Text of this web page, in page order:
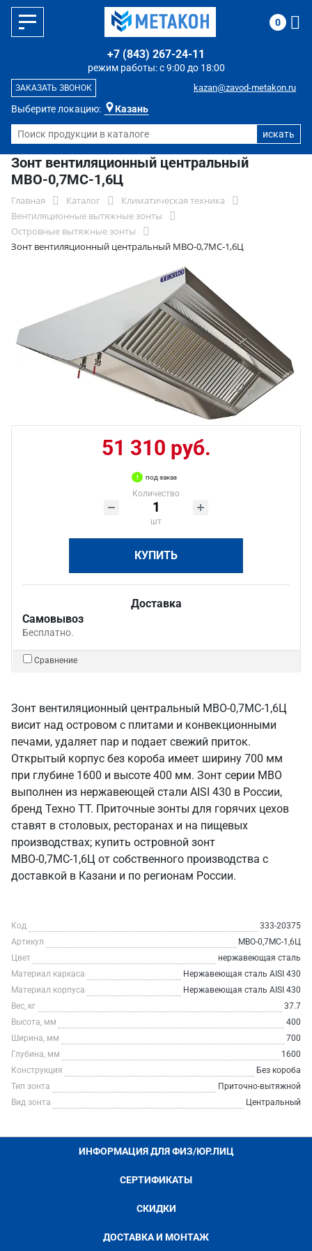
Выберите локацию: Казань
режим работы: с 9:00 до 18:00
+7 (843) 267-24-11
kazan@zavod-metakon.ru
ЗАКАЗАТЬ ЗВОНОК
0
Зонт вентиляционный центральный
МВО-0,7МС-1,6Ц
Главная Каталог
Климатическая техника
Вентиляционные вытяжные зонты
Островные вытяжные зонты
Зонт вентиляционный центральный МВО-0,7МС-1,6Ц
51 310 руб.
под заказ
Количество
шт
КУПИТЬ
Доставка
Самовывоз
Бесплатно.
Сравнение
Зонт вентиляционный центральный МВО-0,7МС-1,6Ц
висит над островом с плитами и конвекционными
печами, удаляет пар и подает свежий приток.
Открытый корпус без короба имеет ширину 700 мм
при глубине 1600 и высоте 400 мм. Зонт серии МВО
выполнен из нержавеющей стали AISI 430 в России,
бренд Техно ТТ. Приточные зонты для горячих цехов
ставят в столовых, ресторанах и на пищевых
производствах; купить островной зонт
МВО-0,7МС-1,6Ц от собственного производства с
доставкой в Казани и по регионам России.
Код
333-20375
Артикул
МВО-0,7МС-1,6Ц
Цвет
нержавеющая сталь
Материал каркаса
Нержавеющая сталь AISI 430
Материал корпуса
Нержавеющая сталь AISI 430
Вес, кг
37.7
Высота, мм
400
Ширина, мм
700
Глубина, мм
1600
Конструкция
Без короба
Тип зонта
Приточно-вытяжной
Вид зонта
Центральный
ИНФОРМАЦИЯ ДЛЯ ФИЗ/ЮР.ЛИЦ
СЕРТИФИКАТЫ
СКИДКИ
ДОСТАВКА И МОНТАЖ